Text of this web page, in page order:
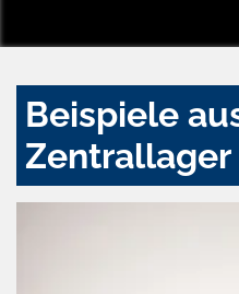
Beispiele
Zentrallager